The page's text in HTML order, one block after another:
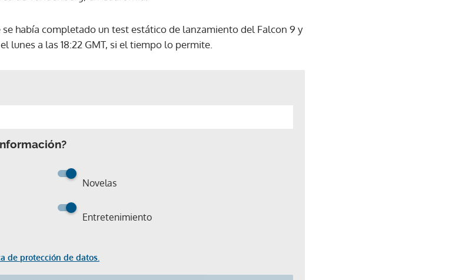
había completado un test estático de lanzamiento del Falcon 9 y
lunes a las 18:22 GMT, si el tiempo lo permite.
Novelas
Entretenimiento
de protección de datos.